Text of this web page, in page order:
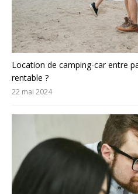
Location de camping-car entre
rentable ?
22 mai 2024